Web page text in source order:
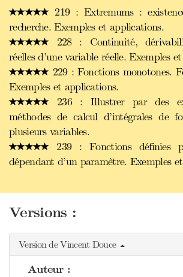
219 : Extremums :
recherche. Exemples et applications.
228 : Continuité,
réelles d’une variable réelle. Exemples
229 : Fonctions monotones.
Exemples et applications.
236 : Illustrer par des
méthodes de calcul d’intégrales de
plusieurs variables.
239 : Fonctions définies
dépendant d’un paramètre. Exemples
Versions :
Version de Vincent Douce
Auteur :